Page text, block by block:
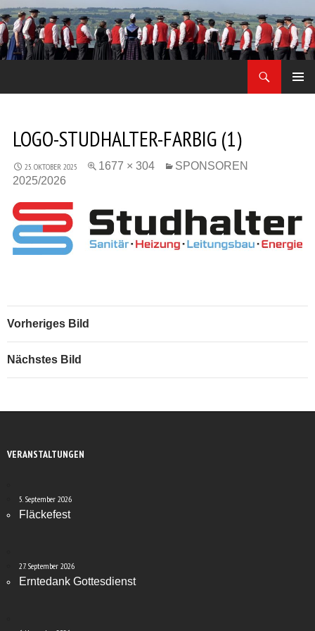
Zum
Inhalt
springen
LOGO-STUDHALTER-FARBIG (1)
25. OKTOBER 2025 1677 × 304
SPONSOREN
2025/2026
Vorheriges Bild
Nächstes Bild
VERANSTALTUNGEN
5. September 2026
Fläckefest
27. September 2026
Erntedank Gottesdienst